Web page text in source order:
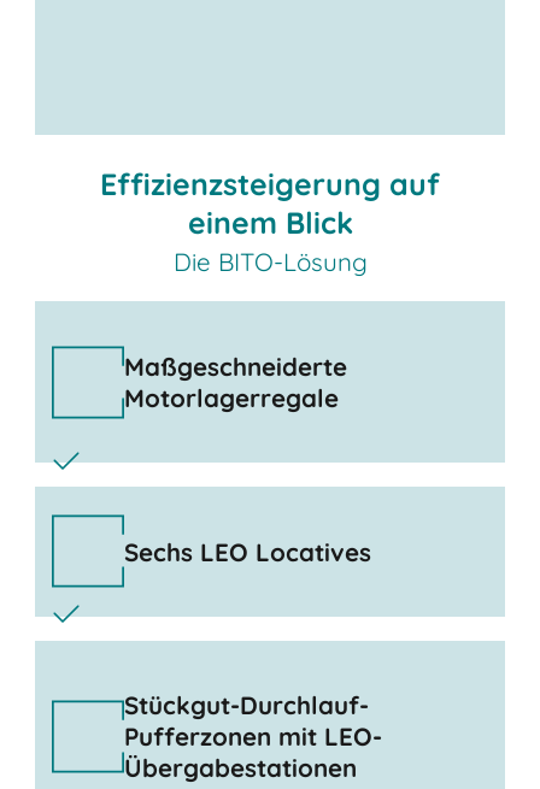
Effizienzsteigerung auf
einem Blick
Die BITO-Lösung
Maßgeschneiderte
Motorlagerregale
Sechs LEO Locatives
Stückgut-Durchlauf-
Pufferzonen mit LEO-
Übergabestationen